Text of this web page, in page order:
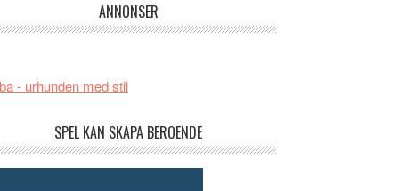
ANNONSER
- urhunden med stil
SPEL KAN SKAPA BEROENDE